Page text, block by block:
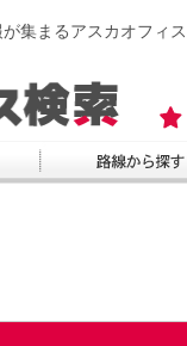
集まるアスカオフィ